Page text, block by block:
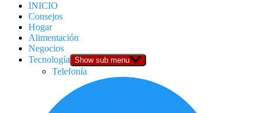
INICIO
Consejos
Hogar
Alimentación
Negocios
Tecnología Show sub menu
Telefonía